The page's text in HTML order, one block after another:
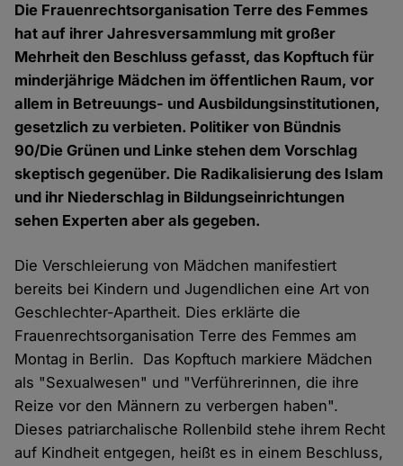
Die Frauenrechtsorganisation Terre des Femmes
hat auf ihrer Jahresversammlung mit großer
Mehrheit den Beschluss gefasst, das Kopftuch für
minderjährige Mädchen im öffentlichen Raum, vor
allem in Betreuungs- und Ausbildungsinstitutionen,
gesetzlich zu verbieten. Politiker von Bündnis
90/Die Grünen und Linke stehen dem Vorschlag
skeptisch gegenüber. Die Radikalisierung des Islam
und ihr Niederschlag in Bildungseinrichtungen
sehen Experten aber als gegeben.
Die Verschleierung von Mädchen manifestiert
bereits bei Kindern und Jugendlichen eine Art von
Geschlechter-Apartheit. Dies erklärte die
Frauenrechtsorganisation Terre des Femmes am
Montag in Berlin. Das Kopftuch markiere Mädchen
als "Sexualwesen" und "Verführerinnen, die ihre
Reize vor den Männern zu verbergen haben".
Dieses patriarchalische Rollenbild stehe ihrem Recht
auf Kindheit entgegen, heißt es in einem Beschluss,